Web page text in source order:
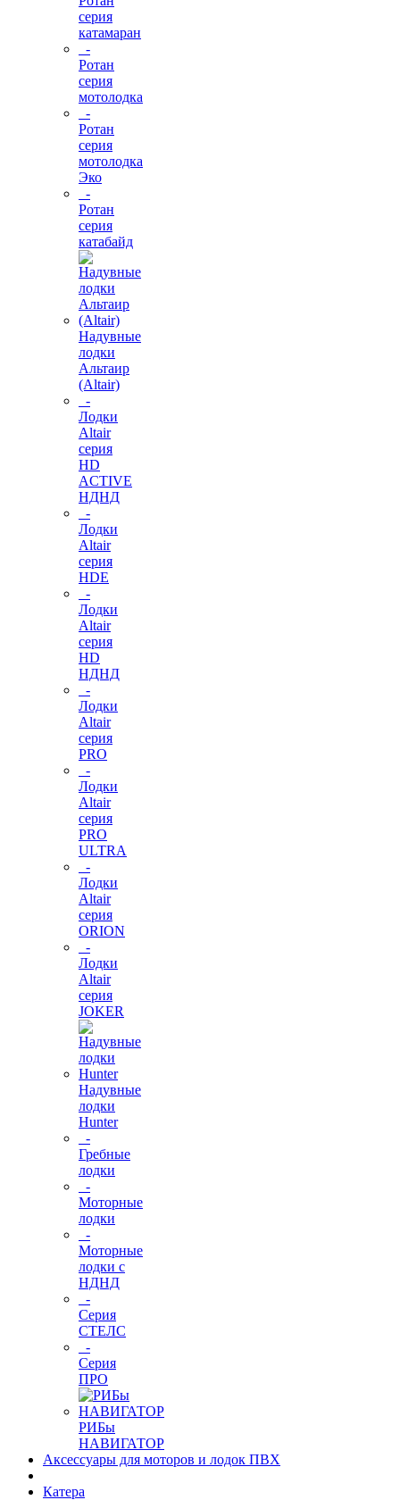
серия
катамаран
-
Ротан
серия
мотолодка
-
Ротан
серия
мотолодка
Эко
-
Ротан
серия
катабайд
Надувные
лодки
Альтаир
(Altair)
-
Лодки
Altair
серия
HD
ACTIVE
НДНД
-
Лодки
Altair
серия
HDE
-
Лодки
Altair
серия
HD
НДНД
-
Лодки
Altair
серия
PRO
-
Лодки
Altair
серия
PRO
ULTRA
-
Лодки
Altair
серия
ORION
-
Лодки
Altair
серия
JOKER
Надувные
лодки
Hunter
-
Гребные
лодки
-
Моторные
лодки
-
Моторные
лодки с
НДНД
-
Серия
СТЕЛС
-
Серия
ПРО
РИБы
НАВИГАТОР
Аксессуары для моторов и лодок ПВХ
Катера